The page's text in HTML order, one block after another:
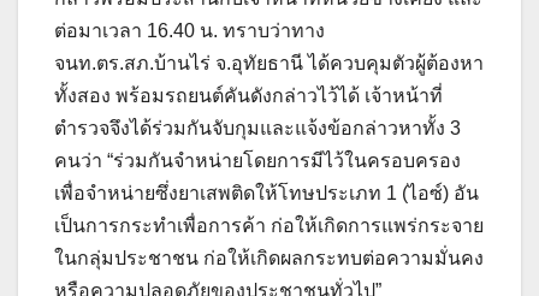
ต่อมาเวลา 16.40 น. ทราบว่าทาง
จนท.ตร.สภ.บ้านไร่ จ.อุทัยธานี ได้ควบคุมตัวผู้ต้องหา
ทั้งสอง พร้อมรถยนต์คันดังกล่าวไว้ได้ เจ้าหน้าที่
ตำรวจจึงได้ร่วมกันจับกุมและแจ้งข้อกล่าวหาทั้ง 3
คนว่า “ร่วมกันจำหน่ายโดยการมีไว้ในครอบครอง
เพื่อจำหน่ายซึ่งยาเสพติดให้โทษประเภท 1 (ไอซ์) อัน
เป็นการกระทำเพื่อการค้า ก่อให้เกิดการแพร่กระจาย
ในกลุ่มประชาชน ก่อให้เกิดผลกระทบต่อความมั่นคง
หรือความปลอดภัยของประชาชนทั่วไป”